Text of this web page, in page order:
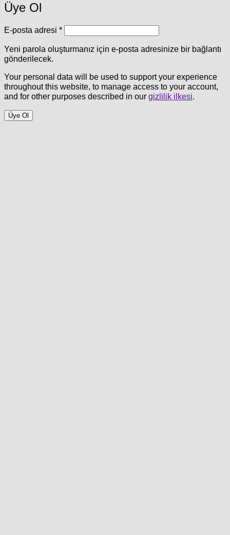
Üye Ol
E-posta adresi *Gerekli
Yeni parola oluşturmanız için e-posta adresinize bir bağlantı
gönderilecek.
Your personal data will be used to support your experience
throughout this website, to manage access to your account,
and for other purposes described in our gizlilik ilkesi.
Üye Ol